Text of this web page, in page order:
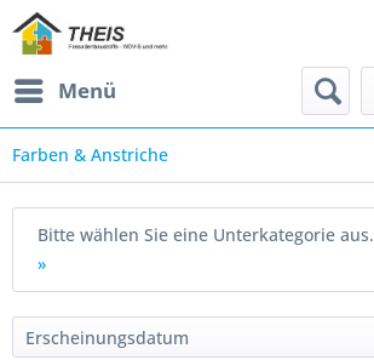
Menü
Farben & Anstriche
Bitte wählen Sie eine Unterkategorie aus.
»